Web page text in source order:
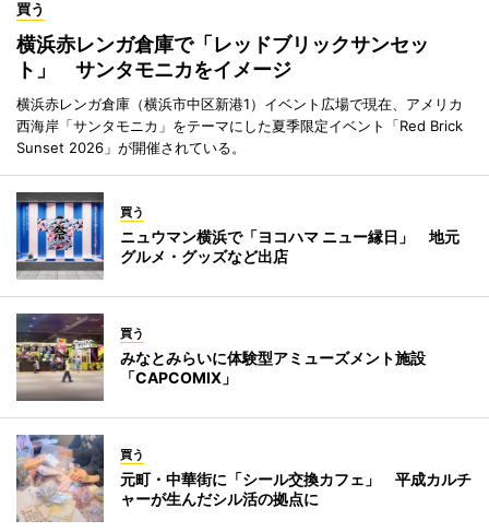
買う
横浜赤レンガ倉庫で「レッドブリックサンセッ
ト」 サンタモニカをイメージ
横浜赤レンガ倉庫（横浜市中区新港1）イベント広場で現在、アメリカ
西海岸「サンタモニカ」をテーマにした夏季限定イベント「Red Brick
Sunset 2026」が開催されている。
買う
ニュウマン横浜で「ヨコハマ ニュー縁日」 地元
グルメ・グッズなど出店
買う
みなとみらいに体験型アミューズメント施設
「CAPCOMIX」
買う
元町・中華街に「シール交換カフェ」 平成カルチ
ャーが生んだシル活の拠点に